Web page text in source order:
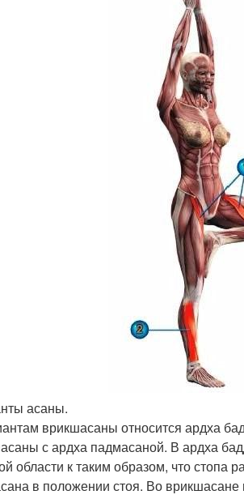
асаны.
врикшасаны относится ардха
с ардха падмасаной. В ардха
области к таким образом, что стопа
в положении стоя. Во врикшасане